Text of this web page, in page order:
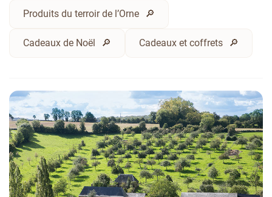
Produits du terroir de l’Orne
Cadeaux de Noël Cadeaux et coffrets